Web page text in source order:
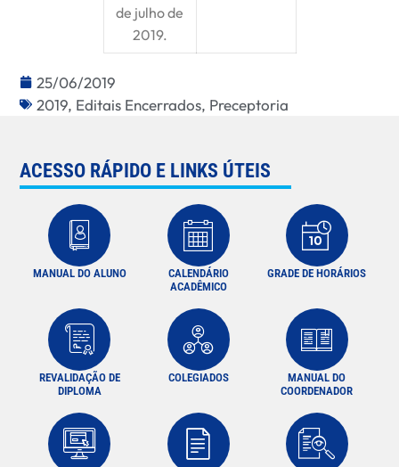
de julho de
2019.
25/06/2019
2019, Editais Encerrados, Preceptoria
ACESSO RÁPIDO E LINKS ÚTEIS
MANUAL DO ALUNO
CALENDÁRIO
ACADÊMICO
GRADE DE HORÁRIOS
REVALIDAÇÃO DE
DIPLOMA
COLEGIADOS
MANUAL DO
COORDENADOR